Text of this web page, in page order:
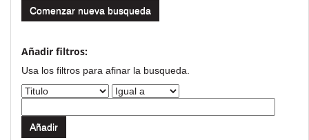
Comenzar nueva busqueda
Añadir filtros:
Usa los filtros para afinar la busqueda.